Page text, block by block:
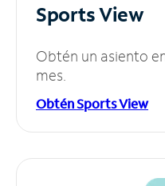
Sports View
Obtén un asiento
mes.
Obtén Sports View